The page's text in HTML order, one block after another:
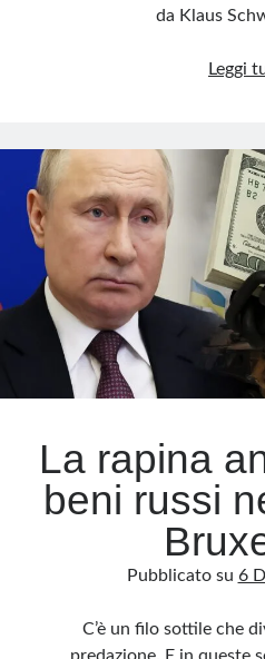
da Klaus
Leggi
La rapina
beni russi
Pubblicato su 6
C’è un filo sottile che